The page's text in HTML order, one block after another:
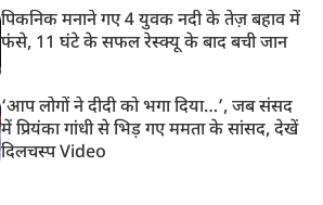
पिकनिक मनाने गए 4 युवक नदी के तेज़ बहाव में
फंसे, 11 घंटे के सफल रेस्क्यू के बाद बची जान
‘आप लोगों ने दीदी को भगा दिया…’, जब संसद
में प्रियंका गांधी से भिड़ गए ममता के सांसद, देखें
दिलचस्प Video